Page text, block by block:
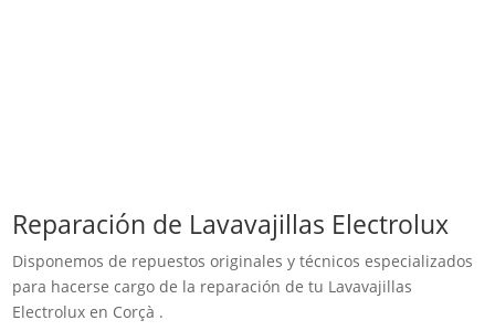
Reparación de Lavavajillas Electrolux
Disponemos de repuestos originales y técnicos especializados
para hacerse cargo de la reparación de tu Lavavajillas
Electrolux en Corçà .